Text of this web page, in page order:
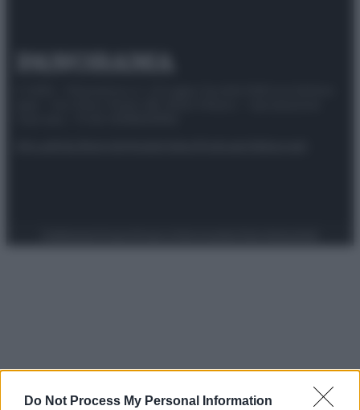
Do Not Process My Personal Information